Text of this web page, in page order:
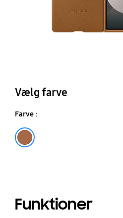
Vælg farve
Farve :
Funktioner